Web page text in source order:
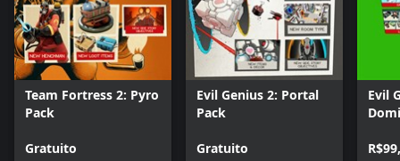
Team Fortress 2: Pyro
Pack
Gratuito
Evil Genius 2: Portal
Pack
Gratuito
Evil